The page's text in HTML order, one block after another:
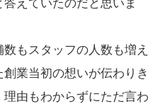
えていたのだと思いま
もスタッフの人数も増え
業当初の想いが伝わりき
由もわからずにただ言わ